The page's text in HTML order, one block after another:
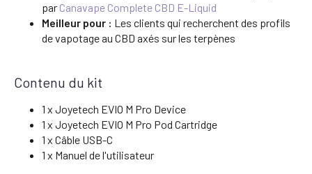
par Canavape Complete CBD E-Liquid
Meilleur pour : Les clients qui recherchent des profils
de vapotage au CBD axés sur les terpènes
Contenu du kit
1 x Joyetech EVIO M Pro Device
1 x Joyetech EVIO M Pro Pod Cartridge
1 x Câble USB-C
1 x Manuel de l'utilisateur